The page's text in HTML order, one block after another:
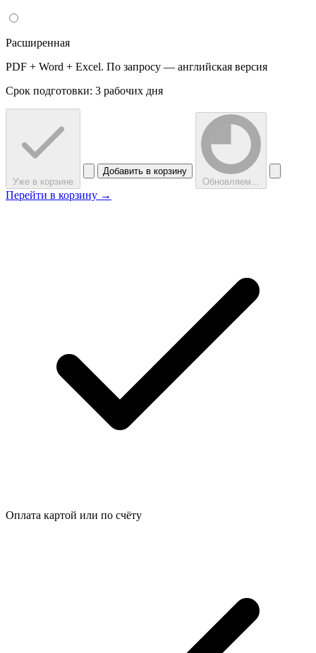
Расширенная
PDF + Word + Excel. По запросу — английская версия
Срок подготовки: 3 рабочих дня
Уже в корзине
Добавить в корзину
Обновляем...
Перейти в корзину →
Оплата картой или по счёту